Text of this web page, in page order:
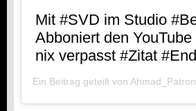
Mit #SVD im Studio
Abboniert den
nix verpasst #Zitat
Ein Beitrag geteilt von